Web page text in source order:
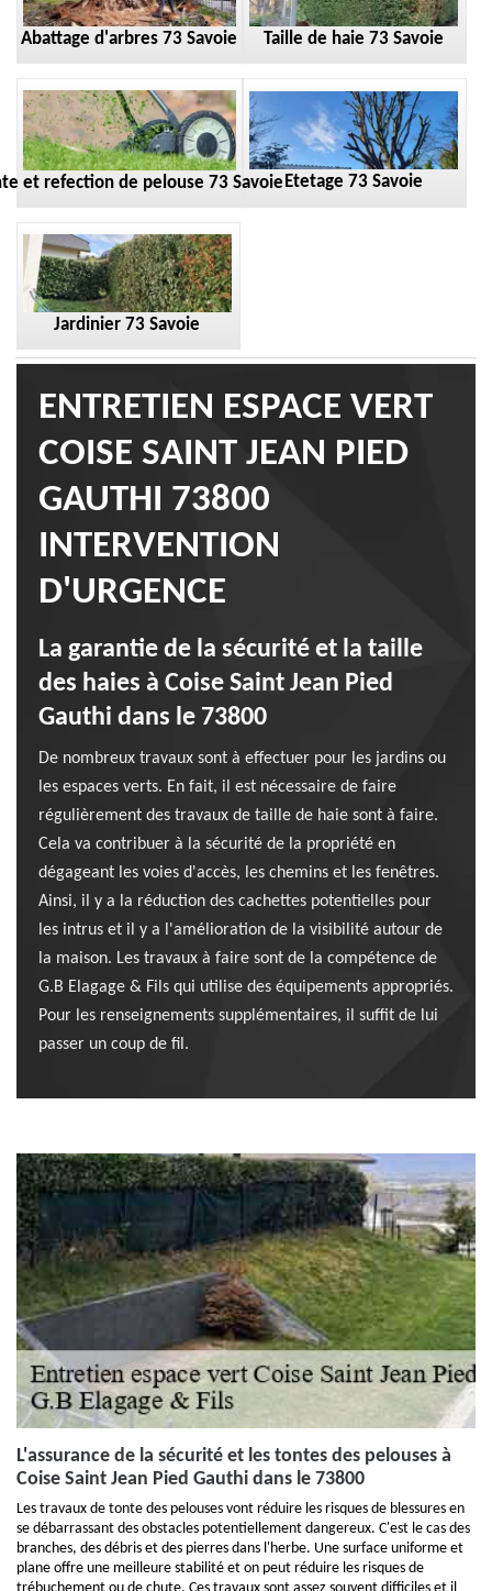
Abattage d'arbres 73 Savoie Taille de haie 73 Savoie
et refection de pelouse 73 Savoie Etetage 73 Savoie
Jardinier 73 Savoie
ENTRETIEN ESPACE VERT
COISE SAINT JEAN PIED
GAUTHI 73800
INTERVENTION
D'URGENCE
La garantie de la sécurité et la taille
des haies à Coise Saint Jean Pied
Gauthi dans le 73800
De nombreux travaux sont à effectuer pour les jardins ou
les espaces verts. En fait, il est nécessaire de faire
régulièrement des travaux de taille de haie sont à faire.
Cela va contribuer à la sécurité de la propriété en
dégageant les voies d'accès, les chemins et les fenêtres.
Ainsi, il y a la réduction des cachettes potentielles pour
les intrus et il y a l'amélioration de la visibilité autour de
la maison. Les travaux à faire sont de la compétence de
G.B Elagage & Fils qui utilise des équipements appropriés.
Pour les renseignements supplémentaires, il suffit de lui
passer un coup de fil.
L'assurance de la sécurité et les tontes des pelouses à
Coise Saint Jean Pied Gauthi dans le 73800
Les travaux de tonte des pelouses vont réduire les risques de blessures en
se débarrassant des obstacles potentiellement dangereux. C'est le cas des
branches, des débris et des pierres dans l'herbe. Une surface uniforme et
plane offre une meilleure stabilité et on peut réduire les risques de